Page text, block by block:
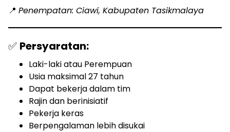
📍 Penempatan: Ciawi, Kabupaten Tasikmalaya
✅ Persyaratan:
Laki-laki atau Perempuan
Usia maksimal 27 tahun
Dapat bekerja dalam tim
Rajin dan berinisiatif
Pekerja keras
Berpengalaman lebih disukai